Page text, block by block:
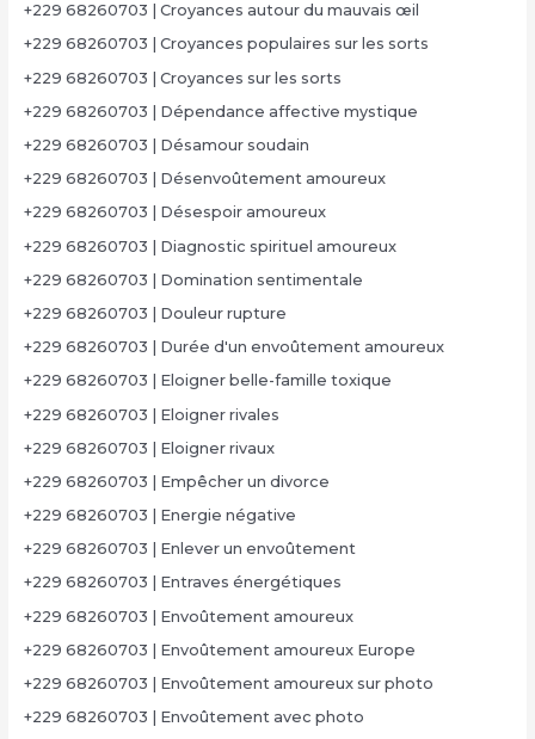
+229 68260703 | Croyances autour du mauvais œil
+229 68260703 | Croyances populaires sur les sorts
+229 68260703 | Croyances sur les sorts
+229 68260703 | Dépendance affective mystique
+229 68260703 | Désamour soudain
+229 68260703 | Désenvoûtement amoureux
+229 68260703 | Désespoir amoureux
+229 68260703 | Diagnostic spirituel amoureux
+229 68260703 | Domination sentimentale
+229 68260703 | Douleur rupture
+229 68260703 | Durée d'un envoûtement amoureux
+229 68260703 | Eloigner belle-famille toxique
+229 68260703 | Eloigner rivales
+229 68260703 | Eloigner rivaux
+229 68260703 | Empêcher un divorce
+229 68260703 | Energie négative
+229 68260703 | Enlever un envoûtement
+229 68260703 | Entraves énergétiques
+229 68260703 | Envoûtement amoureux
+229 68260703 | Envoûtement amoureux Europe
+229 68260703 | Envoûtement amoureux sur photo
+229 68260703 | Envoûtement avec photo